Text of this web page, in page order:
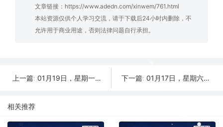
文章链接： https://www.adedn.com/xinwem/761.html
本站资源仅供个人学习交流，请于下载后24小时内删除，不
允许用于商业用途，否则法律问题自行承担。
上一篇: 01月19日，星期一, 每天60秒读懂全世界！ 下一篇: 01月17日，星期六, 每天60秒读懂全世界！
相关推荐